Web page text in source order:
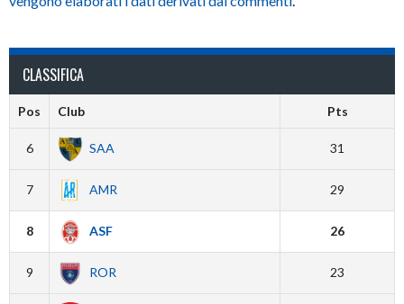
CLASSIFICA
Pos Club Pts
6 SAA 31
7 AMR 29
8 ASF 26
9 ROR 23